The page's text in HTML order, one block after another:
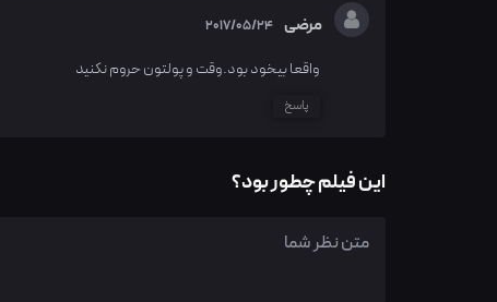
مرضی 2017/05/24
واقعا بیخود بود.وقت و پولتون حروم نکنید
پاسخ
این فیلم چطور بود؟